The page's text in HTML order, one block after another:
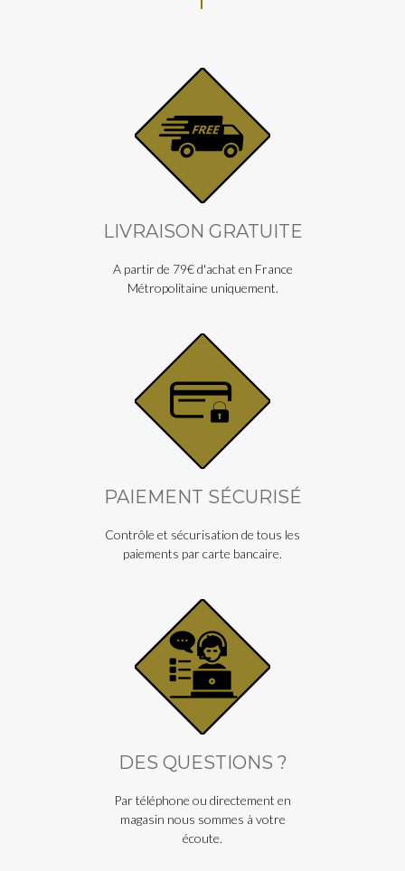
LIVRAISON GRATUITE
A partir de 79€ d'achat en France
Métropolitaine uniquement.
PAIEMENT SÉCURISÉ
Contrôle et sécurisation de tous les
paiements par carte bancaire.
DES QUESTIONS ?
Par téléphone ou directement en
magasin nous sommes à votre
écoute.